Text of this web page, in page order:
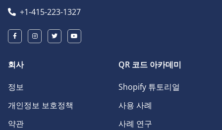
+1-415-223-1327
회사
정보
개인정보 보호정책
약관
QR 코드 아카데미
Shopify 튜토리얼
사용 사례
사례 연구